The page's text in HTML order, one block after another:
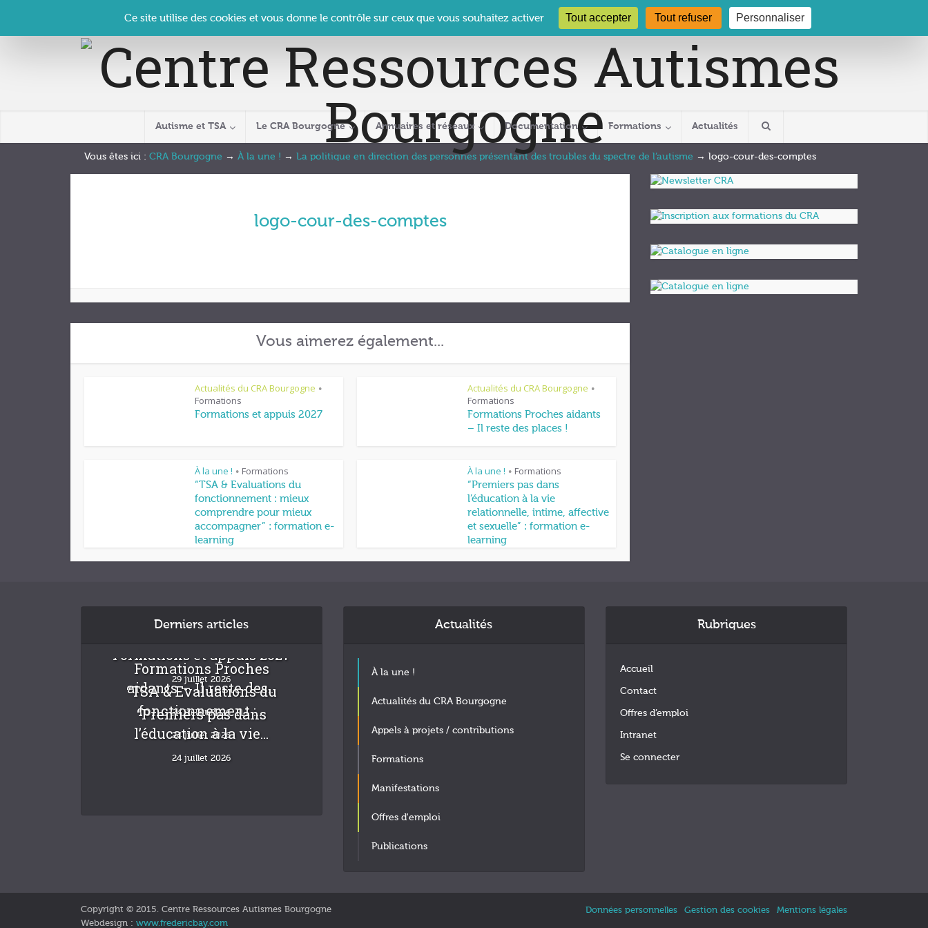
Contact Se connecter | CRA Bourgogne – Le Clos des Présidents – 19-21 rue Coty – 21 000 DIJON cra@crabourgogne.org 03 80 29 54 19
Autisme et TSA Le CRA Bourgogne Annuaires et réseaux Documentation Formations Actualités
Vous êtes ici : CRA Bourgogne → À la une ! → La politique en direction des personnes présentant des troubles du spectre de l’autisme → logo-cour-des-comptes
logo-cour-des-comptes
Vous aimerez également...
Actualités du CRA Bourgogne •
Formations
Formations et appuis 2027
Actualités du CRA Bourgogne •
Formations
Formations Proches aidants
– Il reste des places !
À la une ! • Formations
“TSA & Evaluations du
fonctionnement : mieux
comprendre pour mieux
accompagner” : formation e-
learning
À la une ! • Formations
“Premiers pas dans
l’éducation à la vie
relationnelle, intime, affective
et sexuelle” : formation e-
learning
Derniers articles
Formations et appuis 2027
29 juillet 2026
Formations Proches
aidants – Il reste des...
24 juillet 2026
“TSA & Evaluations du
fonctionnement :...
24 juillet 2026
“Premiers pas dans
l’éducation à la vie...
24 juillet 2026
Actualités
À la une !
Actualités du CRA Bourgogne
Appels à projets / contributions
Formations
Manifestations
Offres d'emploi
Publications
Rubriques
Accueil
Contact
Offres d’emploi
Intranet
Se connecter
Copyright © 2015. Centre Ressources Autismes Bourgogne
Webdesign : www.fredericbay.com
Données personnelles Gestion des cookies Mentions légales
Ce site utilise des cookies et vous donne le contrôle sur ceux que vous souhaitez activer Tout accepter Tout refuser Personnaliser